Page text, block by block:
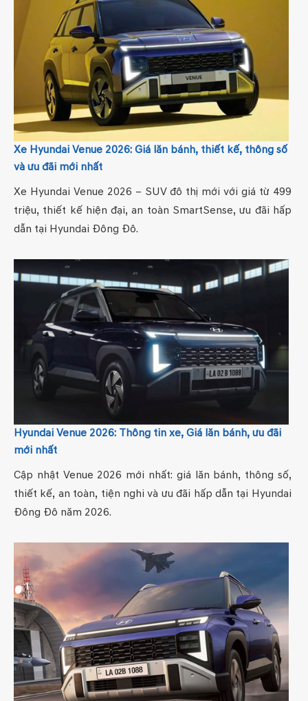
Xe Hyundai Venue 2026: Giá lăn bánh, thiết kế, thông số
và ưu đãi mới nhất
Xe Hyundai Venue 2026 – SUV đô thị mới với giá từ 499
triệu, thiết kế hiện đại, an toàn SmartSense, ưu đãi hấp
dẫn tại Hyundai Đông Đô.
Hyundai Venue 2026: Thông tin xe, Giá lăn bánh, ưu đãi
mới nhất
Cập nhật Venue 2026 mới nhất: giá lăn bánh, thông số,
thiết kế, an toàn, tiện nghi và ưu đãi hấp dẫn tại Hyundai
Đông Đô năm 2026.